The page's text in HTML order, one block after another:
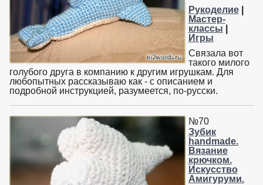
Рукоделие|
Мастер-
классы
Игры
Связала вот
такого милого
голубого друга в компанию к другим игрушкам. Для
любопытных рассказываю как - с описанием и
подробной инструкцией, разумеется, по-русски.
№70
Зубик
handmade.
Вязание
крючком.
Искусство
Амигуруми.